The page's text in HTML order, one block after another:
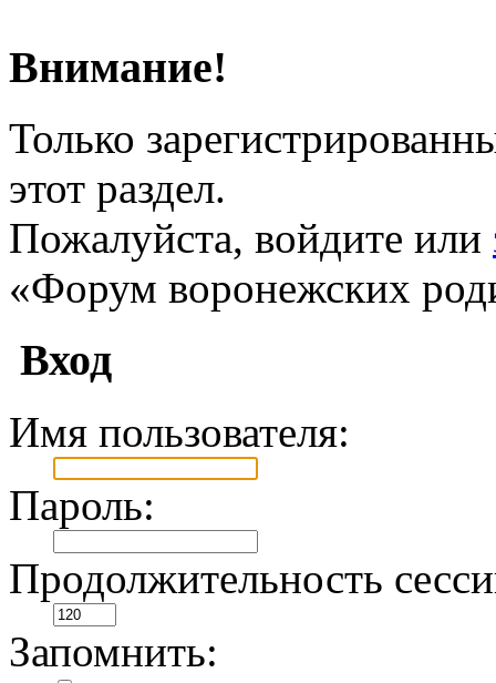
Внимание!
Только
этот раздел.
Пожалуйста, войдите или
«Форум воронежских
Вход
Имя пользователя:
Пароль:
Продолжительность
Запомнить: